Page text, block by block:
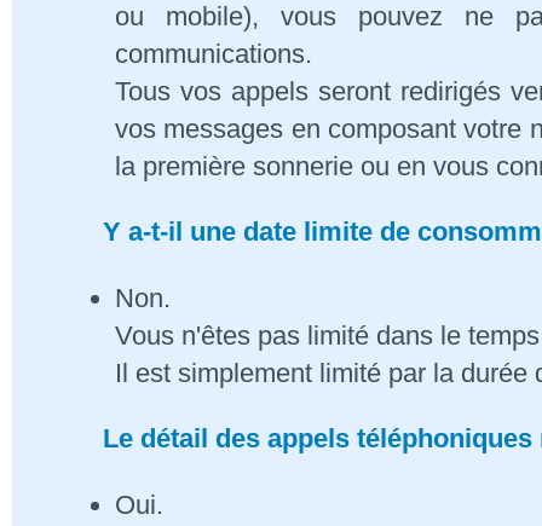
ou mobile), vous pouvez ne
communications.
Tous vos appels seront redirigés
vos messages en composant votre
la première sonnerie ou en vous
Y a-t-il une date limite de
Non.
Vous n'êtes pas limité dans le
Il est simplement limité par la durée
Le détail des appels
Oui.